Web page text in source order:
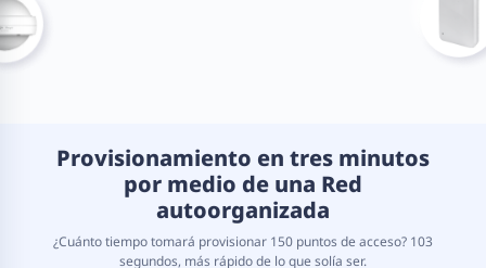
Provisionamiento en tres minutos
por medio de una Red
autoorganizada
¿Cuánto tiempo tomará provisionar 150 puntos de acceso? 103
segundos, más rápido de lo que solía ser.